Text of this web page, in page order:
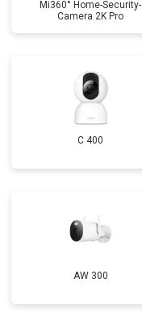
Mi360° Home-Security-
Camera 2K Pro
C 400
AW 300